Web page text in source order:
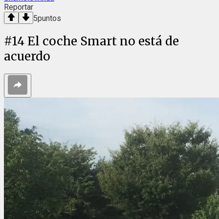
Reportar
5puntos
#14 El coche Smart no está de
acuerdo